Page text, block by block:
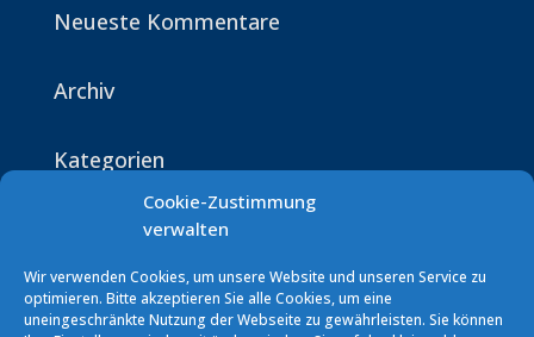
Cookie-Zustimmung
verwalten
Wir verwenden Cookies, um unsere Website und unseren Service zu
optimieren. Bitte akzeptieren Sie alle Cookies, um eine
uneingeschränkte Nutzung der Webseite zu gewährleisten. Sie können
Neueste Kommentare
Archiv
Kategorien
Keine Kategorien